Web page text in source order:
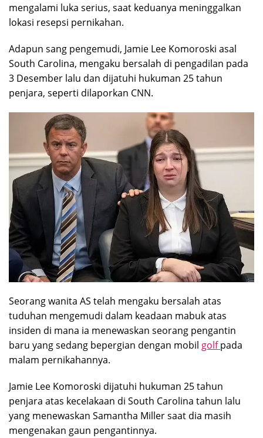
mengalami luka serius, saat keduanya meninggalkan
lokasi resepsi pernikahan.
Adapun sang pengemudi, Jamie Lee Komoroski asal
South Carolina, mengaku bersalah di pengadilan pada
3 Desember lalu dan dijatuhi hukuman 25 tahun
penjara, seperti dilaporkan CNN.
Seorang wanita AS telah mengaku bersalah atas
tuduhan mengemudi dalam keadaan mabuk atas
insiden di mana ia menewaskan seorang pengantin
baru yang sedang bepergian dengan mobil golfpada
malam pernikahannya.
Jamie Lee Komoroski dijatuhi hukuman 25 tahun
penjara atas kecelakaan di South Carolina tahun lalu
yang menewaskan Samantha Miller saat dia masih
mengenakan gaun pengantinnya.